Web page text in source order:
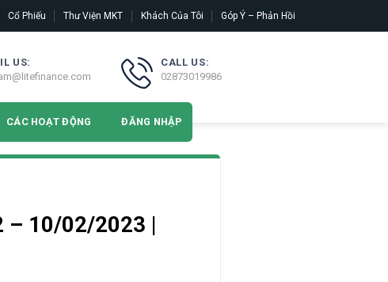
Cổ Phiếu Thư Viện MKT Khách Của Tôi Góp Ý – Phản Hồi
US:
CALL US:
02873019986
CÁC HOẠT ĐỘNG ĐĂNG NHẬP
– 10/02/2023 |